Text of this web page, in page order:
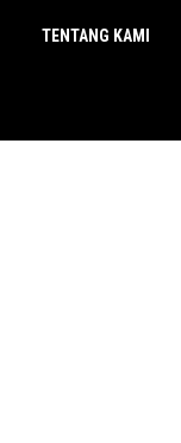
TENTANG KAMI